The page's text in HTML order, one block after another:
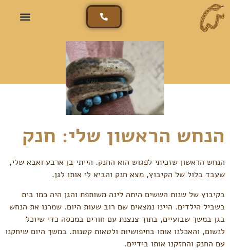
הנחש הראשון שלי: חנק
הנחש הראשון שזכיתי לפגוש הוא החנק. הייתי בן ארבע ואבא שלי,
שעבד בלול של הקיבוץ, מצא חנק והביא לי אותו לגן.
בקיבוץ של שנות הששים היתה לינה משותפת והגן היה כמו בית
בשביל הילדים. היינו נמצאים שם רוב שעות היום. שמרנו את הנחש
בגן במשך שבועיים, בתוך צנצנת עם חורים במכסה כדי שיוכל
לנשום, והאכלנו אותו בחיפושיות ולטאות קטנות. במשך היום שיחקנו
עם החנק והחזקנו אותו בידיים.